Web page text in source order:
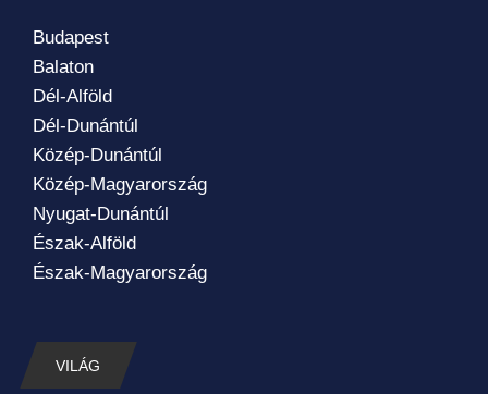
Budapest
Balaton
Dél-Alföld
Dél-Dunántúl
Közép-Dunántúl
Közép-Magyarország
Nyugat-Dunántúl
Észak-Alföld
Észak-Magyarország
VILÁG